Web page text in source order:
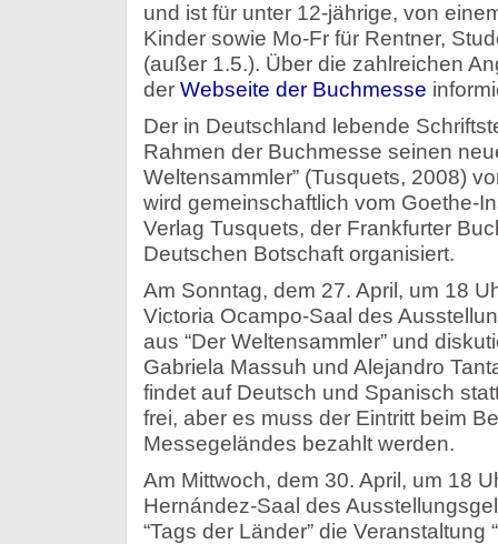
und ist für unter 12-jährige, von
Kinder sowie Mo-Fr für Rentner,
(außer 1.5.). Über die zahlreichen
der Webseite der Buchmesse
Der in Deutschland lebende
Rahmen der Buchmesse seinen
Weltensammler” (Tusquets, 2008)
wird gemeinschaftlich vom Goethe-
Verlag Tusquets, der Frankfurter
Deutschen Botschaft organisiert.
Am Sonntag, dem 27. April, um 18
Victoria Ocampo-Saal des
aus “Der Weltensammler” und
Gabriela Massuh und Alejandro
findet auf Deutsch und Spanisch
frei, aber es muss der Eintritt beim
Messegeländes bezahlt werden.
Am Mittwoch, dem 30. April, um 18
Hernández-Saal des
“Tags der Länder” die Veranstaltung